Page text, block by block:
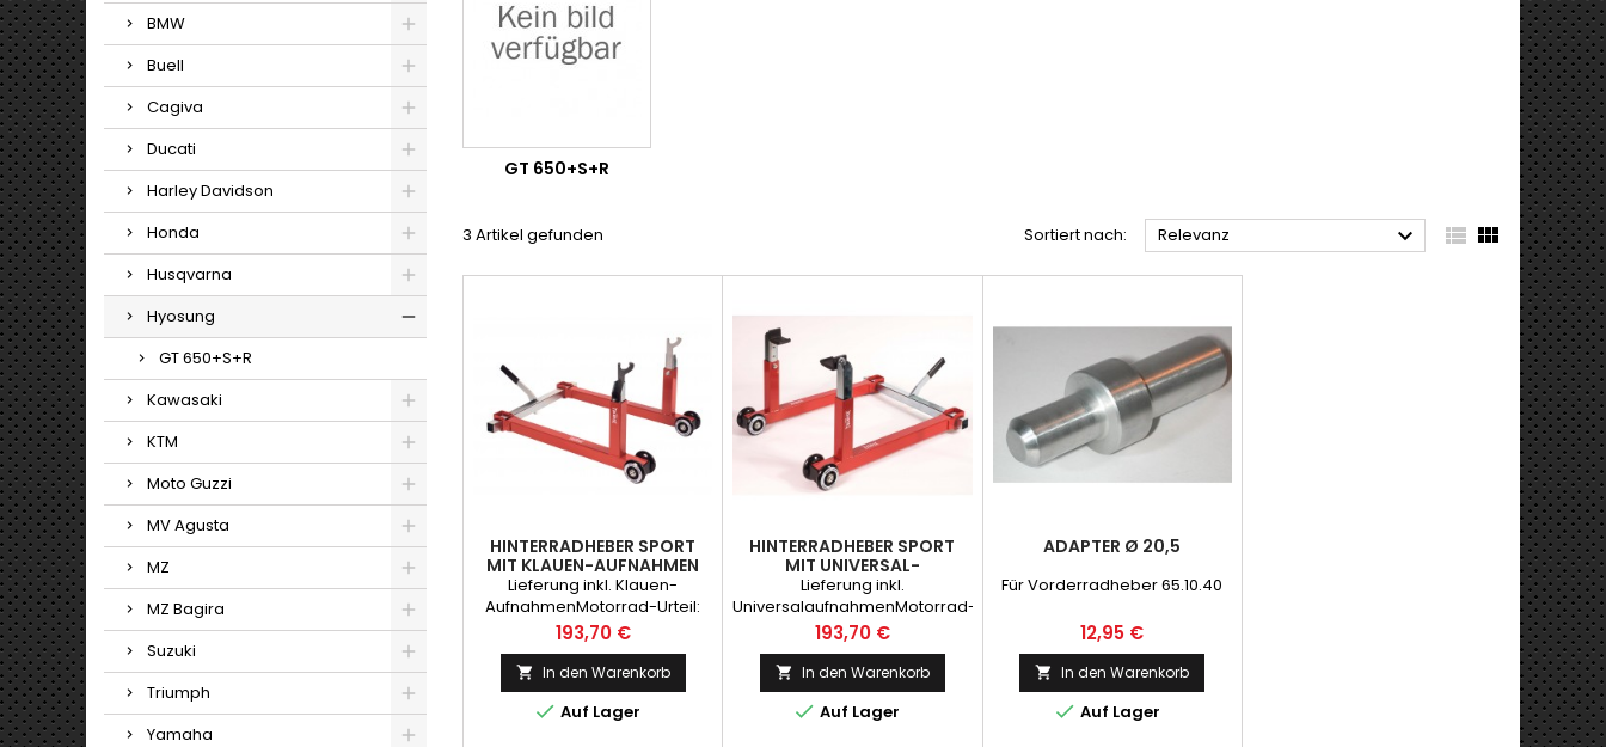
BMW
Buell
Cagiva
Ducati
Harley Davidson
Honda
Husqvarna
Hyosung
GT 650+S+R
Kawasaki
KTM
Moto Guzzi
MV Agusta
MZ
MZ Bagira
Suzuki
Triumph
Yamaha
GT 650+S+R
3 Artikel gefunden Sortiert nach: Relevanz   
HINTERRADHEBER SPORT
MIT KLAUEN-AUFNAHMEN
Lieferung inkl. Klauen-
AufnahmenMotorrad-Urteil:
sehr gut2Räder-Urteil: sehr
gutMotorradfahrer
Empfehlung
Preis
193,70 €
 In den Warenkorb
 Auf Lager
HINTERRADHEBER SPORT
MIT UNIVERSAL-
AUFNAHMEN
Lieferung inkl.
UniversalaufnahmenMotorrad-
Urteil: sehr gut2Räder-Urteil:
Sehr gutMotorradfahrer:
Empfehlung
Preis
193,70 €
 In den Warenkorb
 Auf Lager
ADAPTER Ø 20,5
Für Vorderradheber 65.10.40
Preis
12,95 €
 In den Warenkorb
 Auf Lager